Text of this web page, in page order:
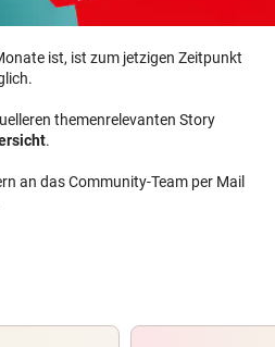
ist, ist zum jetzigen Zeitpunkt
themenrelevanten Story
.
an das Community-Team per Mail